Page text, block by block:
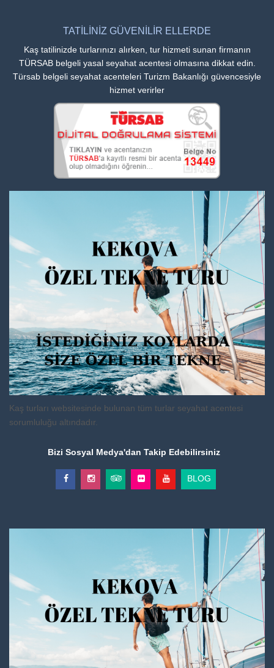
TATİLİNİZ GÜVENİLİR ELLERDE
Kaş tatilinizde turlarınızı alırken, tur hizmeti sunan firmanın
TÜRSAB belgeli yasal seyahat acentesi olmasına dikkat edin.
Türsab belgeli seyahat acenteleri Turizm Bakanlığı güvencesiyle
hizmet verirler
Kaş turları websitesinde bulunan tüm turlar seyahat acentesi
sorumluluğu altındadır.
Bizi Sosyal Medya'dan Takip Edebilirsiniz
BLOG